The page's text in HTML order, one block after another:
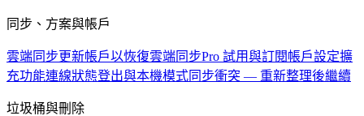
同步、方案與帳戶
雲端同步更新帳戶以恢復雲端同步Pro 試用與訂閱帳戶設定擴
充功能連線狀態登出與本機模式同步衝突 — 重新整理後繼續
垃圾桶與刪除